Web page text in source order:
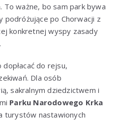
To ważne, bo sam park bywa
podróżujące po Chorwacji z
konkretnej wyspy zasady
do rejsu,
Dla osób
sakralnym dziedzictwem i
Parku Narodowego Krka
turystów nastawionych